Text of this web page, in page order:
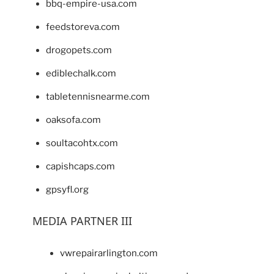
bbq-empire-usa.com
feedstoreva.com
drogopets.com
ediblechalk.com
tabletennisnearme.com
oaksofa.com
soultacohtx.com
capishcaps.com
gpsyfl.org
MEDIA PARTNER III
vwrepairarlington.com